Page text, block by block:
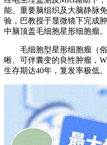
能、重要脑组织及大脑静脉
验，巴教授于显微镜下完成
中脑顶盖毛细胞星形细胞瘤。
毛细胞型星形细胞瘤（俗
晰、可伴囊变的良性肿瘤，
生存期达40年，复发率极低。